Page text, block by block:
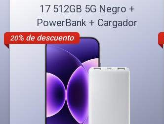
20% de descuento
17 512GB 5G Negro +
PowerBank + Cargador